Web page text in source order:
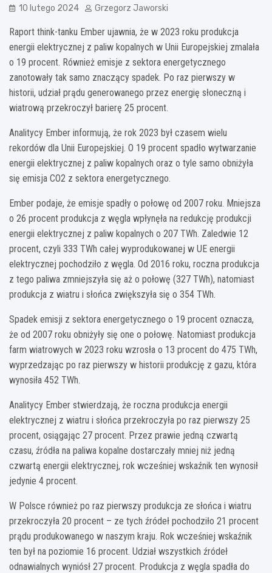
10 lutego 2024 Grzegorz Jaworski
Raport think-tanku Ember ujawnia, że w 2023 roku produkcja
energii elektrycznej z paliw kopalnych w Unii Europejskiej zmalała
o 19 procent. Również emisje z sektora energetycznego
zanotowały tak samo znaczący spadek. Po raz pierwszy w
historii, udział prądu generowanego przez energię słoneczną i
wiatrową przekroczył barierę 25 procent.
Analitycy Ember informują, że rok 2023 był czasem wielu
rekordów dla Unii Europejskiej. O 19 procent spadło wytwarzanie
energii elektrycznej z paliw kopalnych oraz o tyle samo obniżyła
się emisja CO2 z sektora energetycznego.
Ember podaje, że emisje spadły o połowę od 2007 roku. Mniejsza
o 26 procent produkcja z węgla wpłynęła na redukcję produkcji
energii elektrycznej z paliw kopalnych o 207 TWh. Zaledwie 12
procent, czyli 333 TWh całej wyprodukowanej w UE energii
elektrycznej pochodziło z węgla. Od 2016 roku, roczna produkcja
z tego paliwa zmniejszyła się aż o połowę (327 TWh), natomiast
produkcja z wiatru i słońca zwiększyła się o 354 TWh.
Spadek emisji z sektora energetycznego o 19 procent oznacza,
że od 2007 roku obniżyły się one o połowę. Natomiast produkcja
farm wiatrowych w 2023 roku wzrosła o 13 procent do 475 TWh,
wyprzedzając po raz pierwszy w historii produkcję z gazu, która
wynosiła 452 TWh.
Analitycy Ember stwierdzają, że roczna produkcja energii
elektrycznej z wiatru i słońca przekroczyła po raz pierwszy 25
procent, osiągając 27 procent. Przez prawie jedną czwartą
czasu, źródła na paliwa kopalne dostarczały mniej niż jedną
czwartą energii elektrycznej, rok wcześniej wskaźnik ten wynosił
jedynie 4 procent.
W Polsce również po raz pierwszy produkcja ze słońca i wiatru
przekroczyła 20 procent – ze tych źródeł pochodziło 21 procent
prądu produkowanego w naszym kraju. Rok wcześniej wskaźnik
ten był na poziomie 16 procent. Udział wszystkich źródeł
odnawialnych wyniósł 27 procent. Produkcja z węgla spadła do